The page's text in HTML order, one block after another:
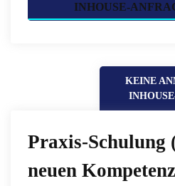
INHOUSE-
KEINE
Praxis-Schulung
neuen